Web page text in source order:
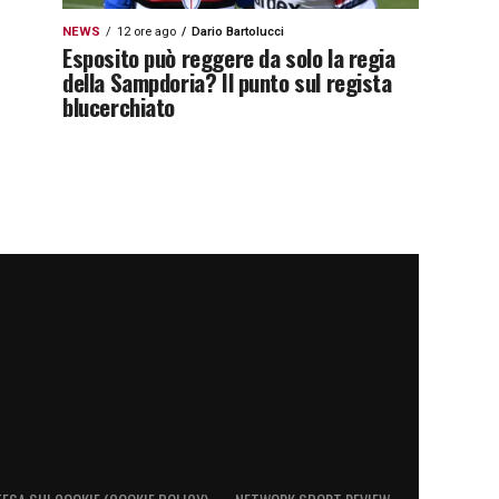
NEWS 12 ore ago Dario Bartolucci
Esposito può reggere da solo la regia
della Sampdoria? Il punto sul regista
blucerchiato